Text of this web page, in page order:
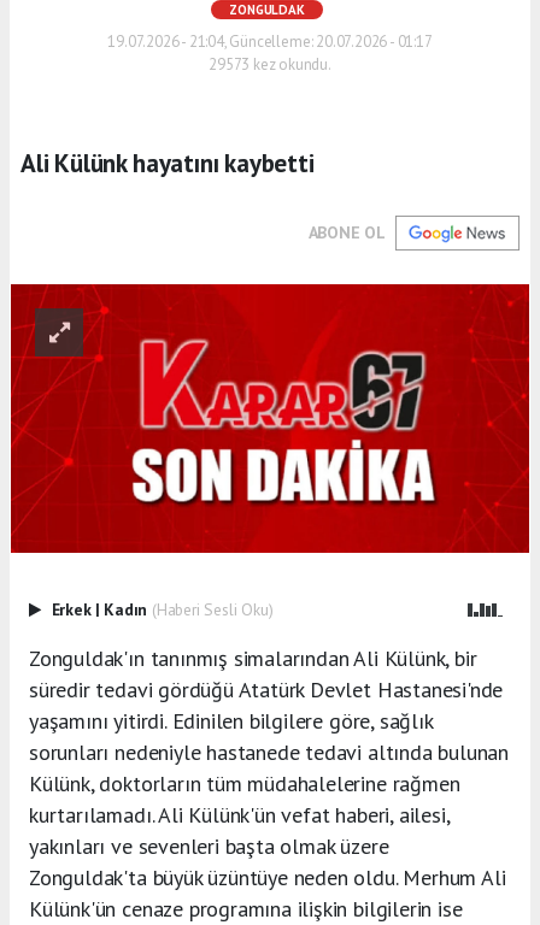
ZONGULDAK
19.07.2026 - 21:04, Güncelleme: 20.07.2026 - 01:17
29573 kez okundu.
Ali Külünk hayatını kaybetti
ABONE OL
Erkek | Kadın (Haberi Sesli Oku)
Zonguldak'ın tanınmış simalarından Ali Külünk, bir
süredir tedavi gördüğü Atatürk Devlet Hastanesi'nde
yaşamını yitirdi. Edinilen bilgilere göre, sağlık
sorunları nedeniyle hastanede tedavi altında bulunan
Külünk, doktorların tüm müdahalelerine rağmen
kurtarılamadı. Ali Külünk'ün vefat haberi, ailesi,
yakınları ve sevenleri başta olmak üzere
Zonguldak'ta büyük üzüntüye neden oldu. Merhum Ali
Külünk'ün cenaze programına ilişkin bilgilerin ise